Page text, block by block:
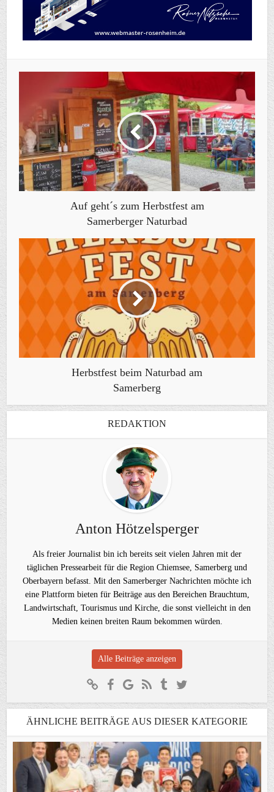
Auf geht´s zum Herbstfest am
Samerberger Naturbad
Herbstfest beim Naturbad am
Samerberg
REDAKTION
Anton Hötzelsperger
Als freier Journalist bin ich bereits seit vielen Jahren mit der
täglichen Pressearbeit für die Region Chiemsee, Samerberg und
Oberbayern befasst. Mit den Samerberger Nachrichten möchte ich
eine Plattform bieten für Beiträge aus den Bereichen Brauchtum,
Landwirtschaft, Tourismus und Kirche, die sonst vielleicht in den
Medien keinen breiten Raum bekommen würden.
Alle Beiträge anzeigen
ÄHNLICHE BEITRÄGE AUS DIESER KATEGORIE